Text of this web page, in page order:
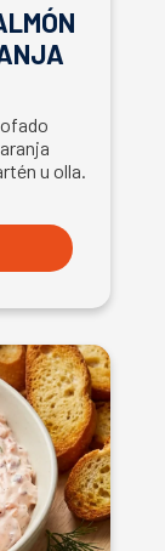
u olla.